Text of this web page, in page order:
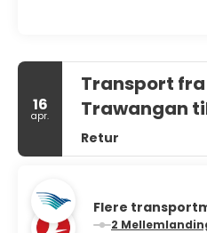
16
apr.
Transport fra
Trawangan
Retur
Flere
2